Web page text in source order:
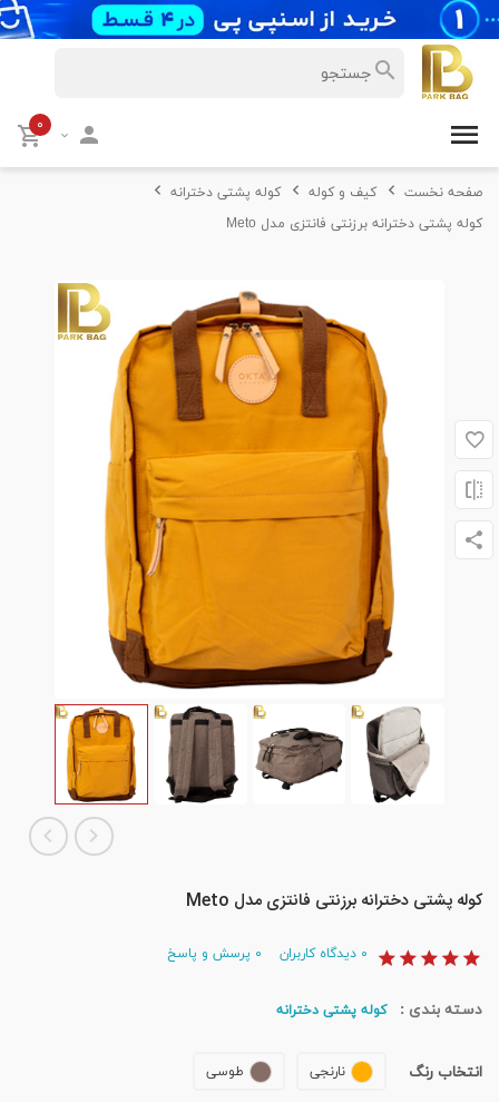
۰
صفحه نخست کیف و کوله
کوله پشتی دخترانه
کوله پشتی دخترانه برزنتی فانتزی مدل Meto
کوله پشتی دخترانه برزنتی فانتزی مدل Meto
دیدگاه کاربران پرسش و پاسخ
دسته بندی : کوله پشتی دخترانه
انتخاب رنگ نارنجی طوسی